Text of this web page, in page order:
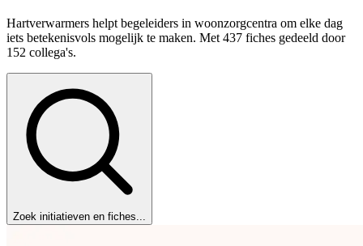
Hartverwarmers helpt begeleiders in woonzorgcentra om elke dag
iets betekenisvols mogelijk te maken. Met 437 fiches gedeeld door
152 collega's.
Zoek initiatieven en fiches...